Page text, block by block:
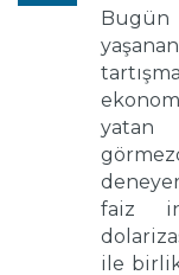
Bugün
yatan
faiz
ile